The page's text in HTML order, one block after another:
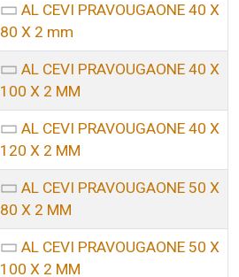
AL CEVI PRAVOUGAONE 40 X
80 X 2 mm
AL CEVI PRAVOUGAONE 40 X
100 X 2 MM
AL CEVI PRAVOUGAONE 40 X
120 X 2 MM
AL CEVI PRAVOUGAONE 50 X
80 X 2 MM
AL CEVI PRAVOUGAONE 50 X
100 X 2 MM